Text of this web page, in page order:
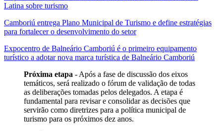
Latina sobre turismo
Camboriú entrega Plano Municipal de Turismo e define estratégias
para fortalecer o desenvolvimento do setor
Expocentro de Balneário Camboriú é o primeiro equipamento
turístico a adotar nova marca turística de Balneário Camboriú
Próxima etapa - Após a fase de discussão dos eixos
temáticos, será realizado o fórum de validação de todas
as deliberações tomadas pelos delegados. A etapa é
fundamental para revisar e consolidar as decisões que
servirão como diretrizes para a política municipal de
turismo para os próximos dez anos.